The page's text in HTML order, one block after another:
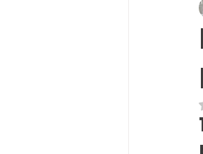
Dikkat
Kekemelik
Ergenlik